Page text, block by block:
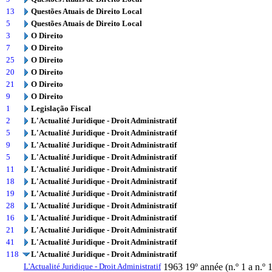
13
Questões Atuais de Direito Local
5
Questões Atuais de Direito Local
3
O Direito
7
O Direito
25
O Direito
20
O Direito
21
O Direito
9
O Direito
1
Legislação Fiscal
2
L'Actualité Juridique - Droit Administratif
5
L'Actualité Juridique - Droit Administratif
9
L'Actualité Juridique - Droit Administratif
5
L'Actualité Juridique - Droit Administratif
11
L'Actualité Juridique - Droit Administratif
18
L'Actualité Juridique - Droit Administratif
19
L'Actualité Juridique - Droit Administratif
28
L'Actualité Juridique - Droit Administratif
16
L'Actualité Juridique - Droit Administratif
21
L'Actualité Juridique - Droit Administratif
41
L'Actualité Juridique - Droit Administratif
118
L'Actualité Juridique - Droit Administratif
L'Actualité Juridique - Droit Administratif 1963 19º année (n.º 1 a n.º